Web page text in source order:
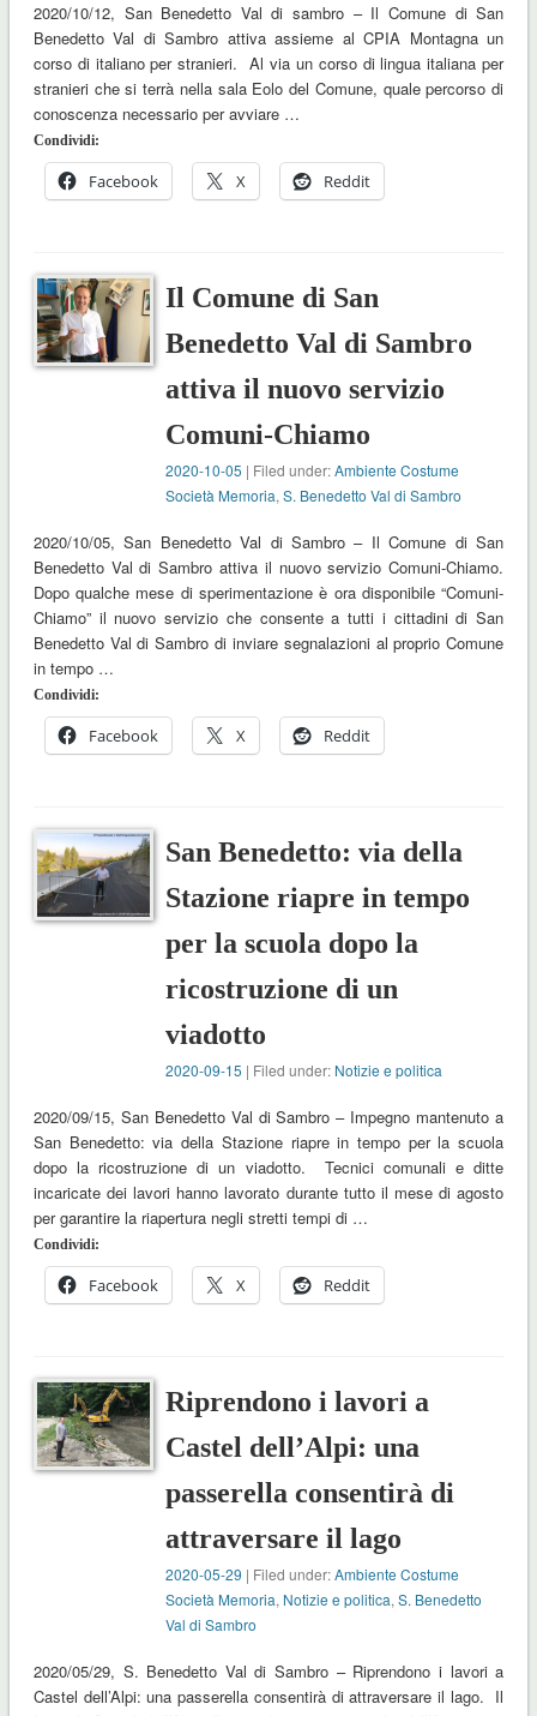
2020/10/12, San Benedetto Val di sambro – Il Comune di San
Benedetto Val di Sambro attiva assieme al CPIA Montagna un
corso di italiano per stranieri. Al via un corso di lingua italiana per
stranieri che si terrà nella sala Eolo del Comune, quale percorso di
conoscenza necessario per avviare …
Condividi:
Facebook X Reddit
Il Comune di San
Benedetto Val di Sambro
attiva il nuovo servizio
Comuni-Chiamo
2020-10-05 | Filed under:Ambiente Costume
Società Memoria,S. Benedetto Val di Sambro
2020/10/05, San Benedetto Val di Sambro – Il Comune di San
Benedetto Val di Sambro attiva il nuovo servizio Comuni-Chiamo.
Dopo qualche mese di sperimentazione è ora disponibile “Comuni-
Chiamo” il nuovo servizio che consente a tutti i cittadini di San
Benedetto Val di Sambro di inviare segnalazioni al proprio Comune
in tempo …
Condividi:
Facebook X Reddit
San Benedetto: via della
Stazione riapre in tempo
per la scuola dopo la
ricostruzione di un
viadotto
2020-09-15 | Filed under: Notizie e politica
2020/09/15, San Benedetto Val di Sambro – Impegno mantenuto a
San Benedetto: via della Stazione riapre in tempo per la scuola
dopo la ricostruzione di un viadotto. Tecnici comunali e ditte
incaricate dei lavori hanno lavorato durante tutto il mese di agosto
per garantire la riapertura negli stretti tempi di …
Condividi:
Facebook X Reddit
Riprendono i lavori a
Castel dell’Alpi: una
passerella consentirà di
attraversare il lago
2020-05-29 | Filed under:Ambiente Costume
Società Memoria, Notizie e politica,S. Benedetto
Val di Sambro
2020/05/29, S. Benedetto Val di Sambro – Riprendono i lavori a
Castel dell’Alpi: una passerella consentirà di attraversare il lago. Il